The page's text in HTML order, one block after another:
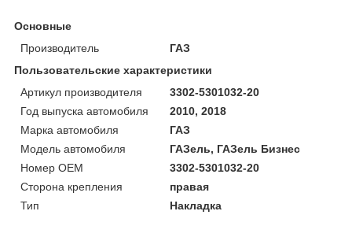
Основные
Производитель
ГАЗ
Пользовательские характеристики
Артикул производителя
3302-5301032-20
Год выпуска автомобиля
2010, 2018
Марка автомобиля
ГАЗ
Модель автомобиля
ГАЗель, ГАЗель Бизнес
Номер OEM
3302-5301032-20
Сторона крепления
правая
Тип
Накладка